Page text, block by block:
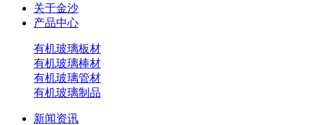
关于金沙
产品中心
有机玻璃板材
有机玻璃棒材
有机玻璃管材
有机玻璃制品
新闻资讯